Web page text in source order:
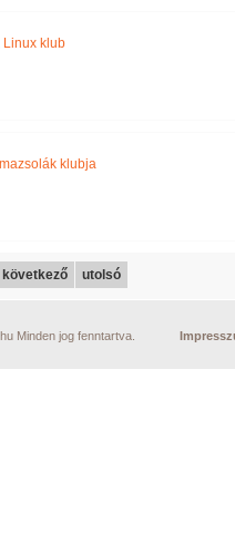
Linux klub
klubja
következő utolsó
Minden jog fenntartva.